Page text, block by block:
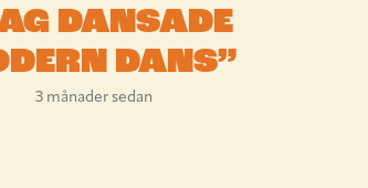
DANSADE
DANS”
3 månader sedan